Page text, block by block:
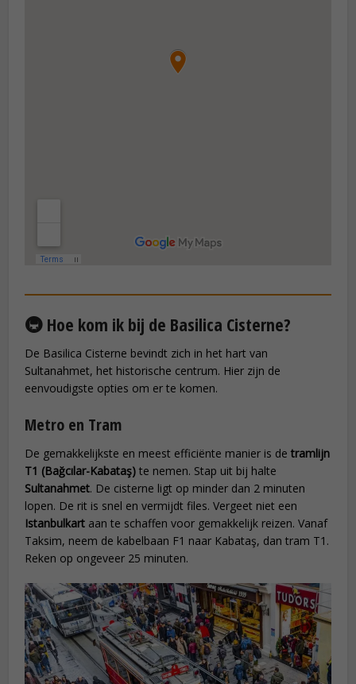
🚇 Hoe kom ik bij de Basilica Cisterne?
De Basilica Cisterne bevindt zich in het hart van
Sultanahmet, het historische centrum. Hier zijn de
eenvoudigste opties om er te komen.
Metro en Tram
De gemakkelijkste en meest efficiënte manier is detramlijn
T1 (Bağcılar-Kabataş) te nemen. Stap uit bij halte
Sultanahmet. De cisterne ligt op minder dan 2 minuten
lopen. De rit is snel en vermijdt files. Vergeet niet een
Istanbulkart aan te schaffen voor gemakkelijk reizen. Vanaf
Taksim, neem de kabelbaan F1 naar Kabataş, dan tram T1.
Reken op ongeveer 25 minuten.